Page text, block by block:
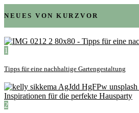
NEUES VON KURZVOR
1
Tipps für eine nachhaltige Gartengestaltung
2